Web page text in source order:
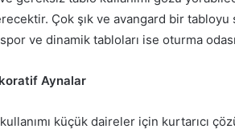
Çok şık ve avangard bir
ve dinamik tabloları ise oturma
Aynalar
küçük daireler için kurtarıcı